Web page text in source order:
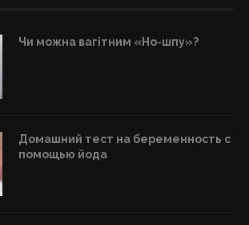
Чи можна вагітним «Но-шпу»?
Домашний тест на беременность с
помощью йода